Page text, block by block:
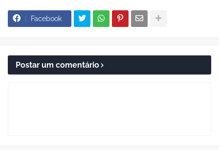
Facebook
Postar um comentário